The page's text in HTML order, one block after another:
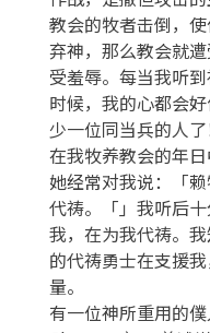
教会的牧者击倒，
弃神，那么教会就
受羞辱。每当我听
时候，我的心都会
少一位同当兵的人了
在我牧养教会的年日
她经常对我说：「
代祷。「」我听后
我，在为我代祷。
的代祷勇士在支援
量。
有一位神所重用的